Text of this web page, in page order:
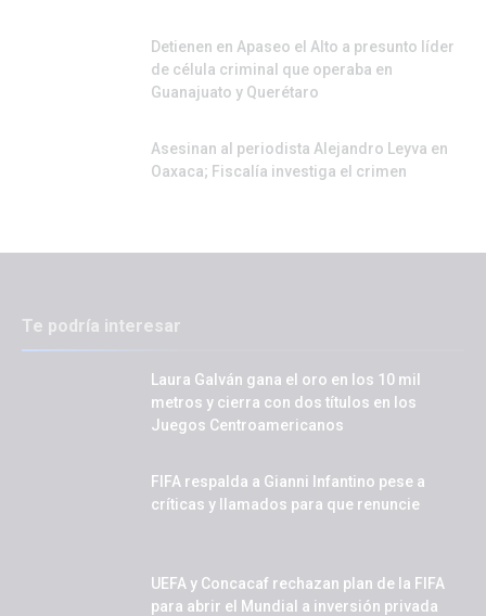
Detienen en Apaseo el Alto a presunto líder
de célula criminal que operaba en
Guanajuato y Querétaro
Asesinan al periodista Alejandro Leyva en
Oaxaca; Fiscalía investiga el crimen
Te podría interesar
Laura Galván gana el oro en los 10 mil
metros y cierra con dos títulos en los
Juegos Centroamericanos
FIFA respalda a Gianni Infantino pese a
críticas y llamados para que renuncie
UEFA y Concacaf rechazan plan de la FIFA
para abrir el Mundial a inversión privada